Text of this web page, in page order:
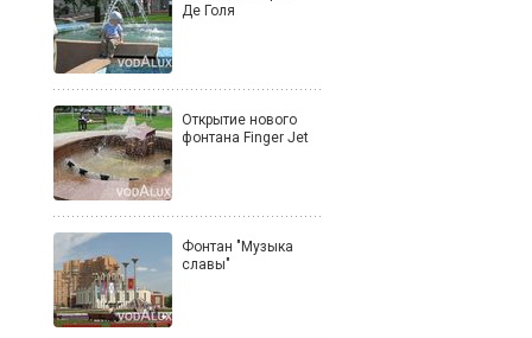
Де Голя
Открытие нового
фонтана Finger Jet
Фонтан "Музыка
славы"